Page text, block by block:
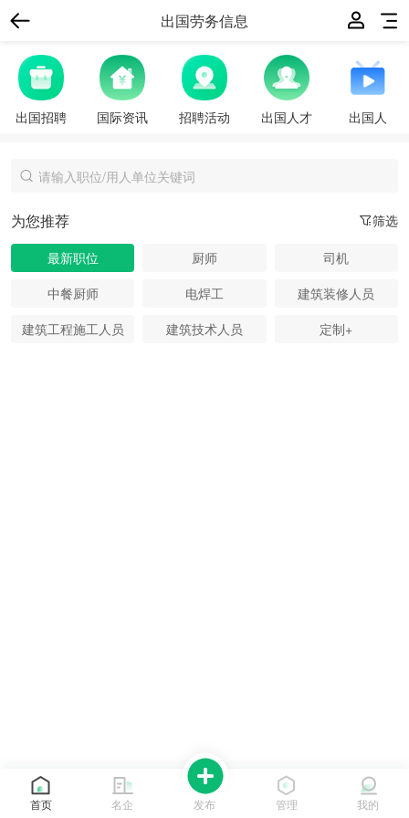
出国劳务信息
出国招聘 国际资讯 招聘活动 出国人才 出国人
筛选
为您推荐
最新职位 厨师
司机
中餐厨师
电焊工
建筑装修人员
建筑工程施工人员
建筑技术人员 定制+
首页 名企 发布 管理 我的